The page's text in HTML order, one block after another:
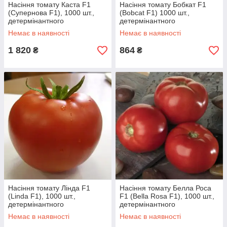
Насіння томату Каста F1
(Супернова F1), 1000 шт.,
детермінантного
Немає в наявності
1 820 ₴
Насіння томату Бобкат F1
(Bobcat F1) 1000 шт.,
детермінантного
Немає в наявності
864 ₴
Насіння томату Лінда F1
(Linda F1), 1000 шт.,
детермінантного
Немає в наявності
Насіння томату Белла Роса
F1 (Bella Rosa F1), 1000 шт.,
детермінантного
Немає в наявності